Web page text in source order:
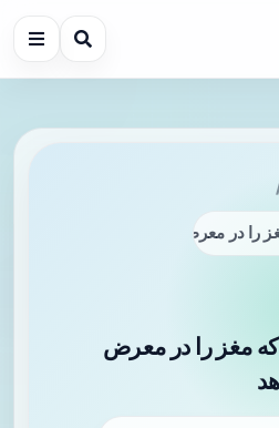
را در معرض آلزایمر قرار می‌دهد
مغز را در معرض